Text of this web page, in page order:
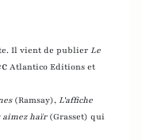
Il vient de publier Le
Atlantico Editions et
(Ramsay), L'affiche
aimez haïr (Grasset) qui